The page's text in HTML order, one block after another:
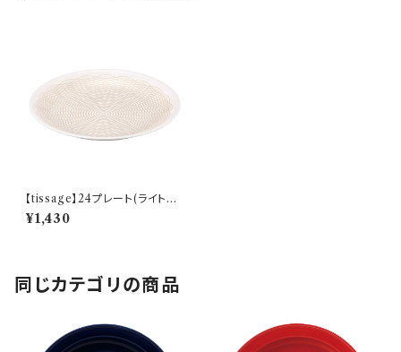
【tissage】24プレート(ライトブ
ルー)【YMK150】YMK151-33
7
¥1,430
同じカテゴリの商品